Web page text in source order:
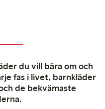
du vill bära om och
fas i livet, barnkläder
de bekvämaste